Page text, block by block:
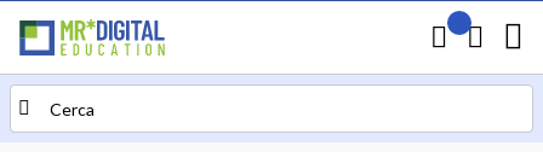
Carrello
Il mio
Search